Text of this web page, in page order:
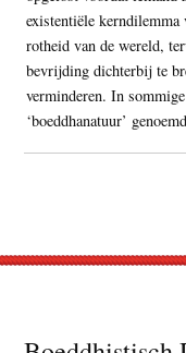
existentiële
rotheid van de wereld,
bevrijding dichterbij te
verminderen. In
‘boeddhanatuur’
Footer